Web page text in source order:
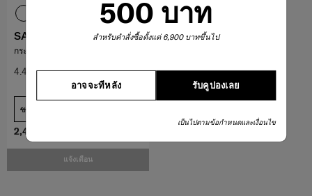
500 บาท
สำหรับคำสั่งซื้อตั้งแต่ 6,900 บาทขึ้นไป
รับคูปองเลย
อาจจะทีหลัง
เป็นไปตามข้อกำหนดและเงื่อนไข
2,400 บาท
แจ้งเตือน
SACKSQUARE
กระเป๋าสะพายข้าง ขนาด M
4.4 (11)
ขนาดกลาง